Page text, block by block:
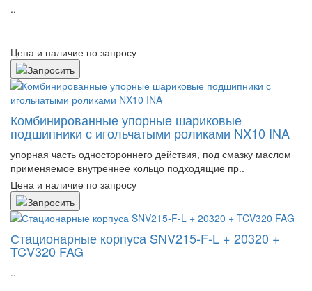
..
Цена и наличие по запросу
Комбинированные упорные шариковые
подшипники с игольчатыми роликами NX10 INA
упорная часть одностороннего действия, под смазку маслом
применяемое внутреннее кольцо подходящие пр..
Цена и наличие по запросу
Стационарные корпуса SNV215-F-L + 20320 +
TCV320 FAG
..